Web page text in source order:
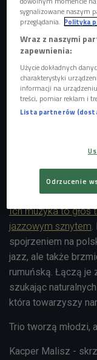
Foto: PR/
W sobotni wieczór
Ich muzyka to głos
jazzowym sznytem.
spojrzeniem na
jazz, ale także
rumuńską. Łączą je
szukając
która towarzyszy
Trio tworzą młodzi,
Kacper Malisz -
sygnalizowane naszym
przeglądania. Polityka
Wraz z naszymi
zapewnienia:
Użycie dokładnych
charakterystyki
informacji na
treści, pomiar reklam i
Lista partnerów
Odrzucenie